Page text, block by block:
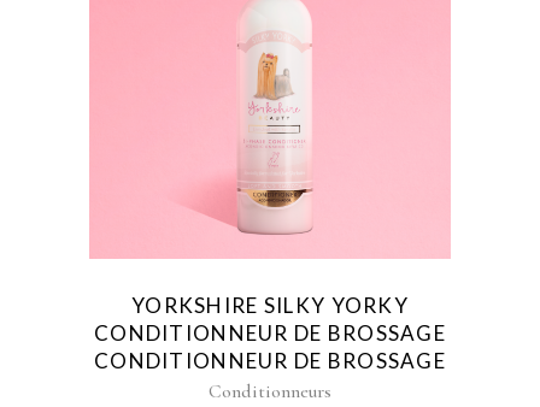
YORKSHIRE SILKY YORKY
CONDITIONNEUR DE BROSSAGE
CONDITIONNEUR DE BROSSAGE
Conditionneurs